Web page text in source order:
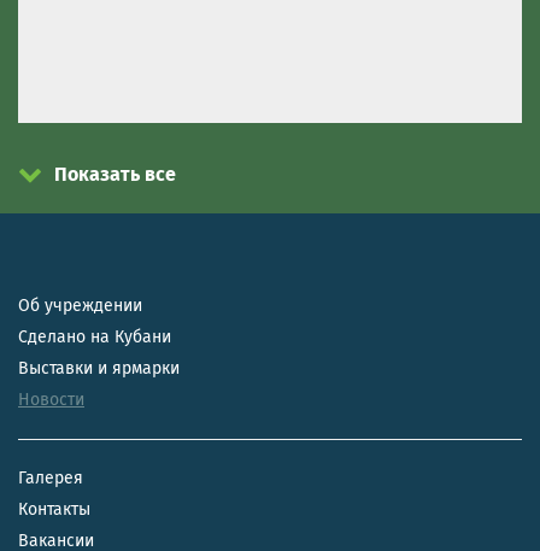
Показать все
Об учреждении
Сделано на Кубани
Выставки и ярмарки
Новости
Галерея
Контакты
Вакансии